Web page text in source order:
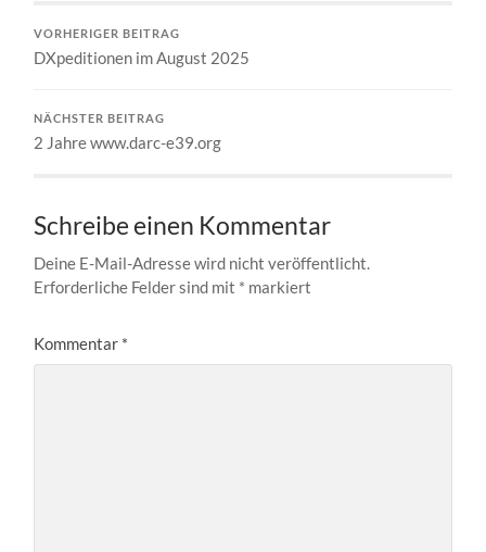
VORHERIGER BEITRAG
DXpeditionen im August 2025
NÄCHSTER BEITRAG
2 Jahre www.darc-e39.org
Schreibe einen Kommentar
Deine E-Mail-Adresse wird nicht veröffentlicht.
Erforderliche Felder sind mit * markiert
Kommentar *